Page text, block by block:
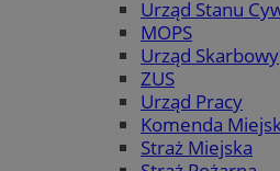
Urząd Stanu
MOPS
Urząd Skarbowy
ZUS
Urząd Pracy
Komenda
Straż Miejska